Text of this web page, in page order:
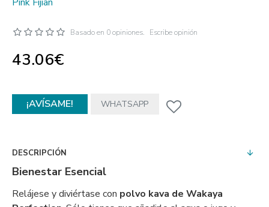
Basado en 0 opiniones. Escribe opinión
43.06€
¡AVÍSAME! WHATSAPP
DESCRIPCIÓN
Bienestar Esencial
Relájese y diviértase con polvo kava de Wakaya